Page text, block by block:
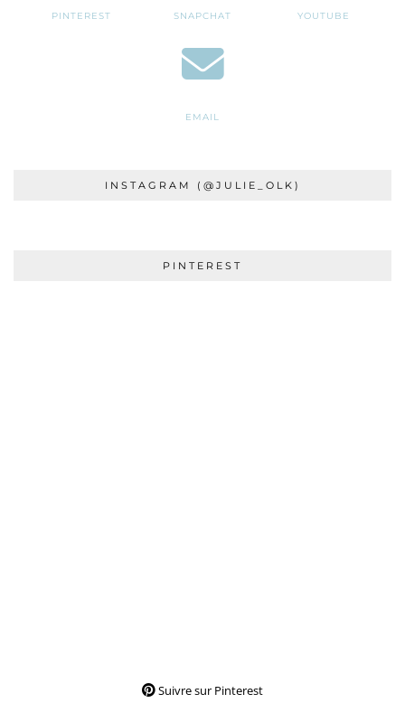
PINTEREST SNAPCHAT YOUTUBE
EMAIL
INSTAGRAM (@JULIE_OLK)
PINTEREST
Suivre sur Pinterest